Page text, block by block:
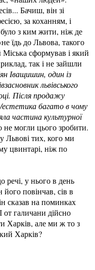
Бачиш, він зі
за коханням, і
з ким жити, ніж де
їдь до Львова, такого
сформував і який
так і не зайшли
Іващишин, один із
львівського
Після продажу
естетика багато в чому
частина культурної
могли цього зробити.
Львові тих, кого ми
цвинтарі, ніж по
у нього в день
повінчав, сів в
сказав на поминках
галичани дійсно
Харків, але ми ж то з
Харків?